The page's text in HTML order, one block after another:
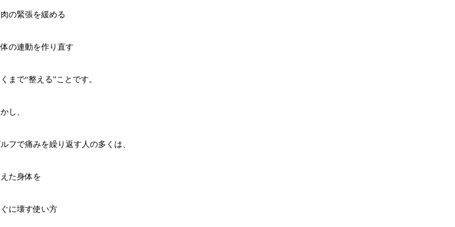
の緊張を緩める
の連動を作り直す
まで“整える”ことです。
し、
フで痛みを繰り返す人の多くは、
た身体を
に壊す使い方